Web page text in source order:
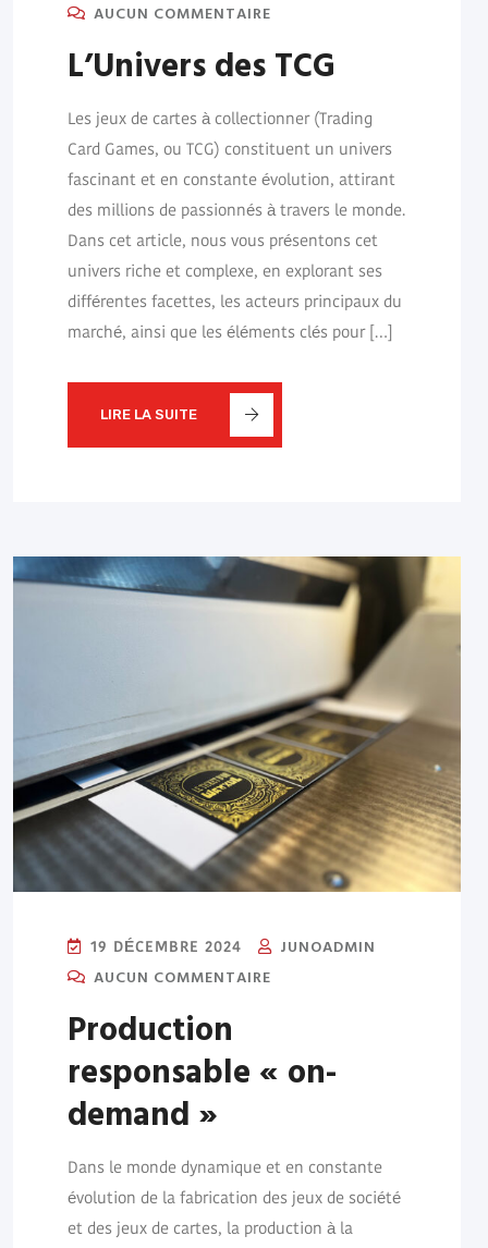
AUCUN COMMENTAIRE
L’Univers des TCG
Les jeux de cartes à collectionner (Trading
Card Games, ou TCG) constituent un univers
fascinant et en constante évolution, attirant
des millions de passionnés à travers le monde.
Dans cet article, nous vous présentons cet
univers riche et complexe, en explorant ses
différentes facettes, les acteurs principaux du
marché, ainsi que les éléments clés pour […]
LIRE LA SUITE
19 DÉCEMBRE 2024
JUNOADMIN
AUCUN COMMENTAIRE
Production
responsable « on-
demand »
Dans le monde dynamique et en constante
évolution de la fabrication des jeux de société
et des jeux de cartes, la production à la